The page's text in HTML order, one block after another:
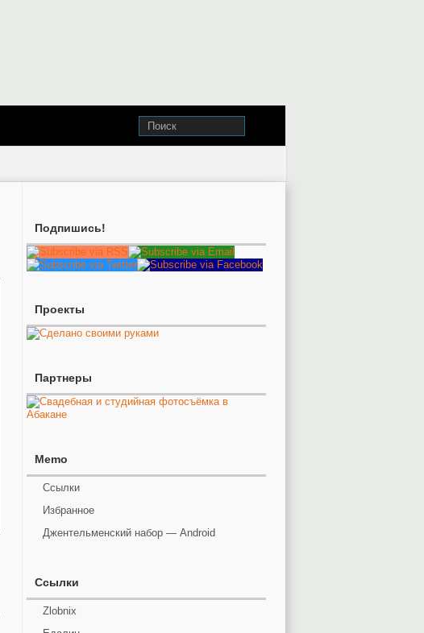
Подпишись!
Проекты
Партнеры
Memo
Ссылки
Избранное
Джентельменский набор — Android
Ссылки
Zlobnix